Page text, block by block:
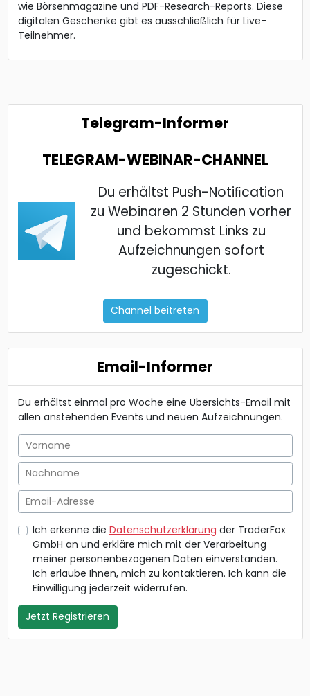
wie Börsenmagazine und PDF-Research-Reports. Diese
digitalen Geschenke gibt es ausschließlich für Live-
Teilnehmer.
Telegram-Informer
TELEGRAM-WEBINAR-CHANNEL
Du erhältst Push-Notiﬁcation
zu Webinaren 2 Stunden vorher
und bekommst Links zu
Aufzeichnungen sofort
zugeschickt.
Channel beitreten
Email-Informer
Du erhältst einmal pro Woche eine Übersichts-Email mit
allen anstehenden Events und neuen Aufzeichnungen.
Vorname
Nachname
Email-Adresse
Ich erkenne die Datenschutzerklärung der TraderFox
GmbH an und erkläre mich mit der Verarbeitung
meiner personenbezogenen Daten einverstanden.
Ich erlaube Ihnen, mich zu kontaktieren. Ich kann die
Einwilligung jederzeit widerrufen.
Jetzt Registrieren